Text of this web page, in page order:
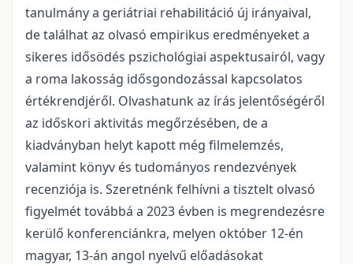
tanulmány a geriátriai rehabilitáció új irányaival,
de találhat az olvasó empirikus eredményeket a
sikeres idősödés pszichológiai aspektusairól, vagy
a roma lakosság idősgondozással kapcsolatos
értékrendjéről. Olvashatunk az írás jelentőségéről
az időskori aktivitás megőrzésében, de a
kiadványban helyt kapott még filmelemzés,
valamint könyv és tudományos rendezvények
recenziója is. Szeretnénk felhívni a tisztelt olvasó
figyelmét továbbá a 2023 évben is megrendezésre
kerülő konferenciánkra, melyen október 12-én
magyar, 13-án angol nyelvű előadásokat